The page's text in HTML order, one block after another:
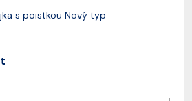
s poistkou Nový typ